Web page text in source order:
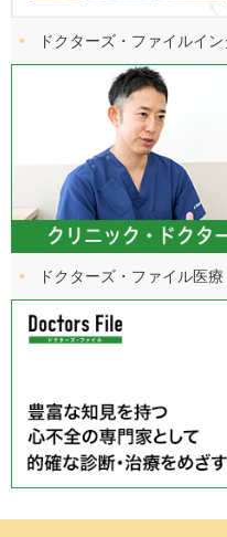
ドクターズ・ファイルイ
ドクターズ・ファイル医